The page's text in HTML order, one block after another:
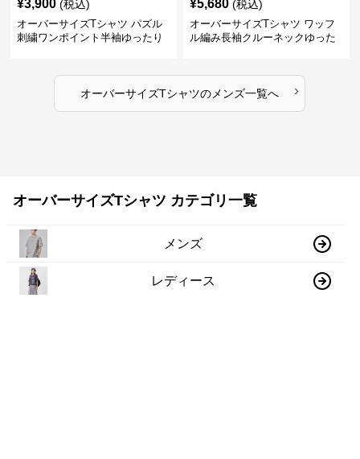
¥3,900 (税込)
オーバーサイズTシャツ パズル
刺繍ワンポイント半袖ゆったり
¥5,680 (税込)
オーバーサイズTシャツ ワッフ
ル編み長袖クルーネックゆった
オーバーサイズTシャツの メンズ一覧へ ›
オーバーサイズTシャツ カテゴリ一覧
メンズ
レディース